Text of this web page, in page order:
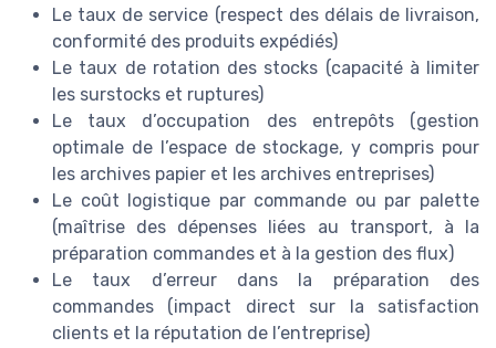
Le taux de service (respect des délais de livraison,
conformité des produits expédiés)
Le taux de rotation des stocks (capacité à limiter
les surstocks et ruptures)
Le taux d’occupation des entrepôts (gestion
optimale de l’espace de stockage, y compris pour
les archives papier et les archives entreprises)
Le coût logistique par commande ou par palette
(maîtrise des dépenses liées au transport, à la
préparation commandes et à la gestion des flux)
Le taux d’erreur dans la préparation des
commandes (impact direct sur la satisfaction
clients et la réputation de l’entreprise)